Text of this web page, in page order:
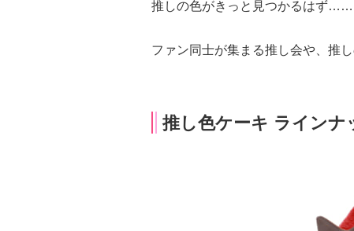
推しの色がきっと見つかるはず……
ファン同士が集まる推し会や、推
推し色ケーキ ラインナ